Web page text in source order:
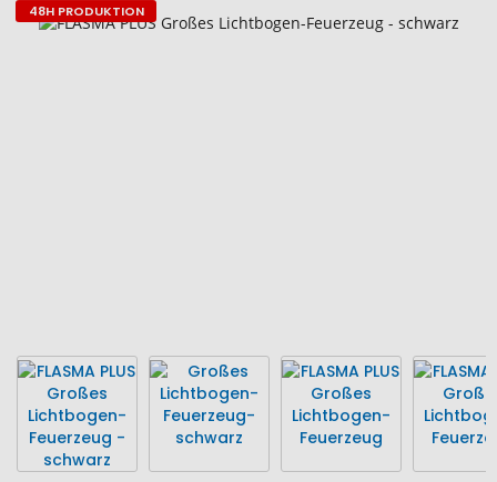
Zum
48H PRODUKTION